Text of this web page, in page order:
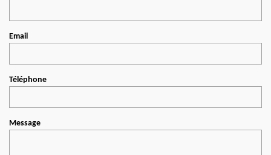
Email
Téléphone
Message